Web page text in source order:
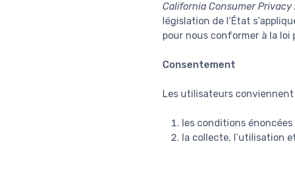
California Consumer Privacy
législation de l’État
pour nous conformer à la loi
Consentement
Les utilisateurs
les conditions
la collecte, l’utilisation